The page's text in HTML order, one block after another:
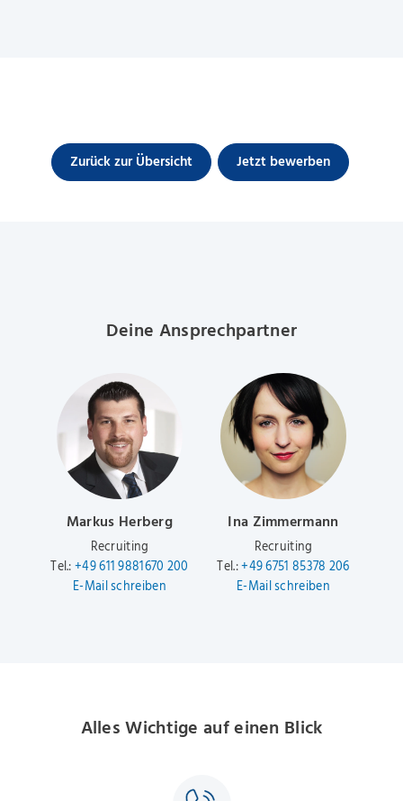
Zurück zur Übersicht Jetzt bewerben
Deine Ansprechpartner
Markus Herberg
Recruiting
Tel.:+49 611 9881670 200
E-Mail schreiben
Ina Zimmermann
Recruiting
Tel.:+49 6751 85378 206
E-Mail schreiben
Alles Wichtige auf einen Blick